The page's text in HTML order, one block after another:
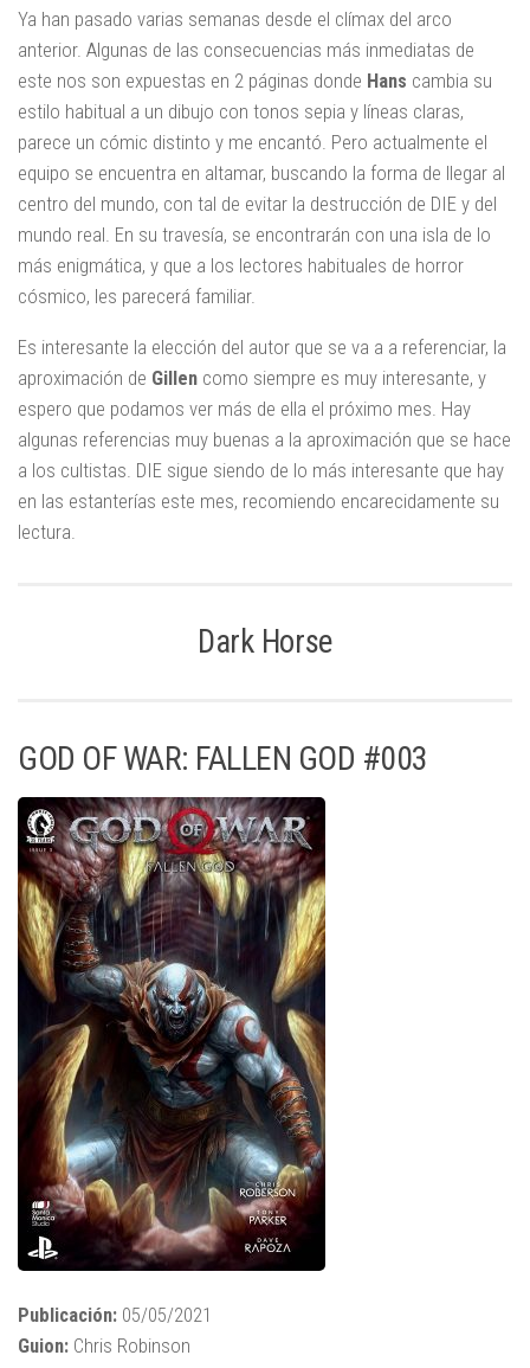
Ya han pasado varias semanas desde el clímax del arco
anterior. Algunas de las consecuencias más inmediatas de
este nos son expuestas en 2 páginas donde Hans cambia su
estilo habitual a un dibujo con tonos sepia y líneas claras,
parece un cómic distinto y me encantó. Pero actualmente el
equipo se encuentra en altamar, buscando la forma de llegar al
centro del mundo, con tal de evitar la destrucción de DIE y del
mundo real. En su travesía, se encontrarán con una isla de lo
más enigmática, y que a los lectores habituales de horror
cósmico, les parecerá familiar.
Es interesante la elección del autor que se va a a referenciar, la
aproximación de Gillen como siempre es muy interesante, y
espero que podamos ver más de ella el próximo mes. Hay
algunas referencias muy buenas a la aproximación que se hace
a los cultistas. DIE sigue siendo de lo más interesante que hay
en las estanterías este mes, recomiendo encarecidamente su
lectura.
Dark Horse
GOD OF WAR: FALLEN GOD #003
Publicación: 05/05/2021
Guion: Chris Robinson